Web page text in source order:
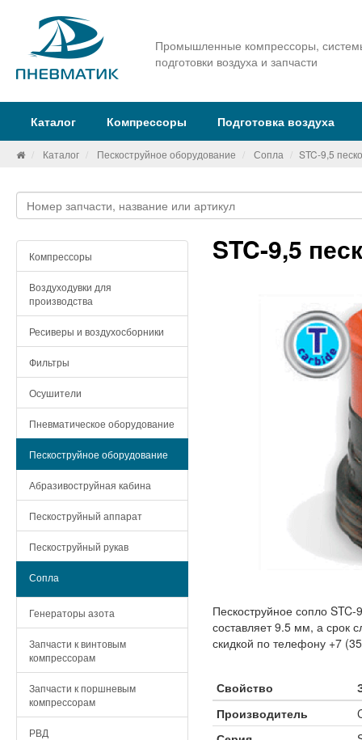
Промышленные компрессоры,
подготовки воздуха и запчасти
Каталог Компрессоры Подготовка воздуха
Каталог Пескоструйное оборудование Сопла STC-9,5
Компрессоры
Воздуходувки для
производства
Ресиверы и воздухосборники
Фильтры
Осушители
Пневматическое оборудование
Пескоструйное оборудование
Абразивоструйная кабина
Пескоструйный аппарат
Пескоструйный рукав
Сопла
Генераторы азота
Запчасти к винтовым
компрессорам
Запчасти к поршневым
компрессорам
РВД
STC-9,5
Пескоструйное сопло
составляет 9.5 мм, а срок
скидкой по телефону +7
Свойство
Производитель